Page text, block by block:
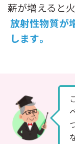
薪が増えると
放射性物質が
します。